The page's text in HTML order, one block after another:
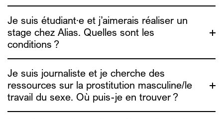
nos rapports
d’activité
Je suis étudiant·e et j’aimerais réaliser un
stage chez Alias. Quelles sont les
conditions ?
Je suis journaliste et je cherche des
ressources sur la prostitution masculine/le
travail du sexe. Où puis-je en trouver ?